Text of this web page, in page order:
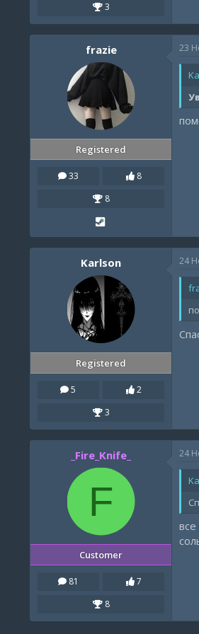
3
frazie
Registered
33
8
8
23
Karlson
Registered
5
2
3
24
_Fire_Knife_
F
Customer
81
7
8
24